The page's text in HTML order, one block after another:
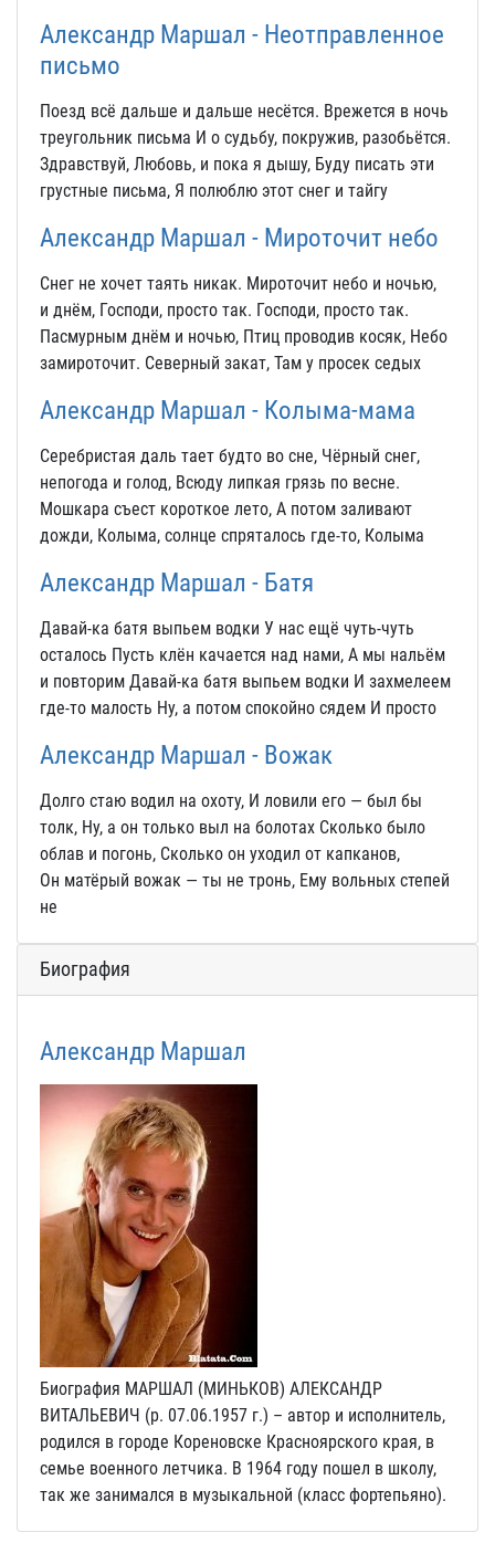
Александр Маршал - Неотправленное
письмо
Поезд всё дальше и дальше несётся. Врежется в ночь
треугольник письма И о судьбу, покружив, разобьётся.
Здравствуй, Любовь, и пока я дышу, Буду писать эти
грустные письма, Я полюблю этот снег и тайгу
Александр Маршал - Мироточит небо
Снег не хочет таять никак. Мироточит небо и ночью,
и днём, Господи, просто так. Господи, просто так.
Пасмурным днём и ночью, Птиц проводив косяк, Небо
замироточит. Северный закат, Там у просек седых
Александр Маршал - Колыма-мама
Серебристая даль тает будто во сне, Чёрный снег,
непогода и голод, Всюду липкая грязь по весне.
Мошкара съест короткое лето, А потом заливают
дожди, Колыма, солнце спряталось где-то, Колыма
Александр Маршал - Батя
Давай-ка батя выпьем водки У нас ещё чуть-чуть
осталось Пусть клён качается над нами, А мы нальём
и повторим Давай-ка батя выпьем водки И захмелеем
где-то малость Ну, а потом спокойно сядем И просто
Александр Маршал - Вожак
Долго стаю водил на охоту, И ловили его — был бы
толк, Ну, а он только выл на болотах Сколько было
облав и погонь, Сколько он уходил от капканов,
Он матёрый вожак — ты не тронь, Ему вольных степей
не
Биография
Александр Маршал
Биография МАРШАЛ (МИНЬКОВ) АЛЕКСАНДР
ВИТАЛЬЕВИЧ (р. 07.06.1957 г.) – автор и исполнитель,
родился в городе Кореновске Красноярского края, в
семье военного летчика. В 1964 году пошел в школу,
так же занимался в музыкальной (класс фортепьяно).